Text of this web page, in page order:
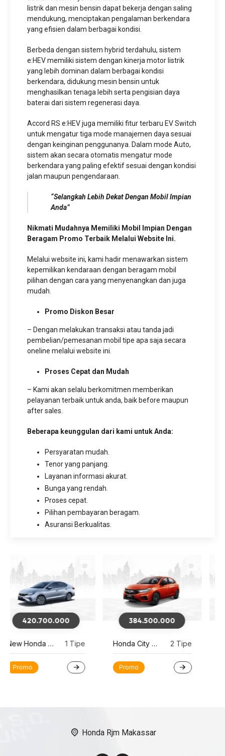
listrik dan mesin bensin dapat bekerja dengan saling
mendukung, menciptakan pengalaman berkendara
yang efisien dalam berbagai kondisi.
Berbeda dengan sistem hybrid terdahulu, sistem
e:HEV memiliki sistem dengan kinerja motor listrik
yang lebih dominan dalam berbagai kondisi
berkendara, didukung mesin bensin untuk
menghasilkan tenaga lebih serta pengisian daya
baterai dari sistem regenerasi daya.
Accord RS e:HEV juga memiliki fitur terbaru EV Switch
untuk mengatur tiga mode manajemen daya sesuai
dengan keinginan penggunanya. Dalam mode Auto,
sistem akan secara otomatis mengatur mode
berkendara yang paling efektif sesuai dengan kondisi
jalan maupun pengendaraan.
“Selangkah Lebih Dekat Dengan Mobil Impian
Anda”
Nikmati Mudahnya Memiliki Mobil Impian Dengan
Beragam Promo Terbaik Melalui Website Ini.
Melalui website ini, kami hadir menawarkan sistem
kepemilikan kendaraan dengan beragam mobil
pilihan dengan cara yang menyenangkan dan juga
mudah.
Promo Diskon Besar
– Dengan melakukan transaksi atau tanda jadi
pembelian/pemesanan mobil tipe apa saja secara
oneline melalui website ini.
Proses Cepat dan Mudah
– Kami akan selalu berkomitmen memberikan
pelayanan terbaik untuk anda, baik before maupun
after sales.
Beberapa keunggulan dari kami untuk Anda:
Persyaratan mudah.
Tenor yang panjang.
Layanan informasi akurat.
Bunga yang rendah.
Proses cepat.
Pilihan pembayaran beragam.
Asuransi Berkualitas.
384.500.000
Honda City Hatchback 2 Tipe
Promo
170.400.000
Honda Brio 7 Tipe
Best Seller
Honda Rjm Makassar